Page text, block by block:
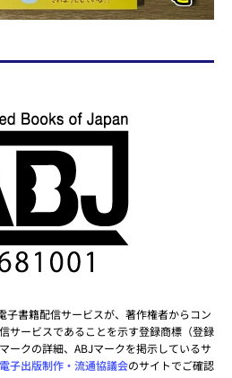
子書籍配信サービスが、著作権者からコン
サービスであることを示す登録商標（登録
ークの詳細、ABJマークを掲示しているサ
子出版制作・流通協議会のサイトでご確認